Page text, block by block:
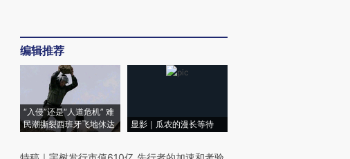
编辑推荐
“入侵”还是“人道危机” 难
民潮撕裂西班牙飞地休达
显影｜瓜农的漫长等待